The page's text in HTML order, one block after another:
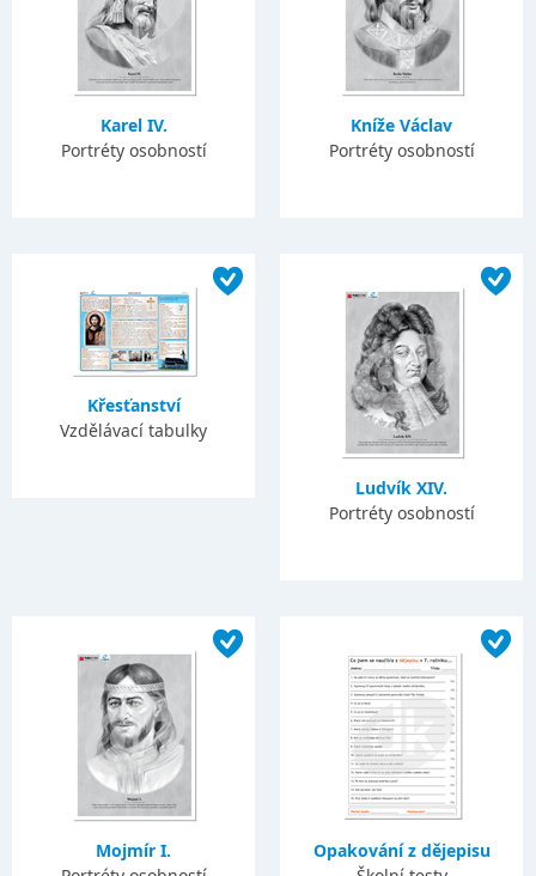
Karel IV.
Portréty osobností
Kníže Václav
Portréty osobností
Křesťanství
Vzdělávací tabulky
Ludvík XIV.
Portréty osobností
Mojmír I.
Opakování z dějepisu